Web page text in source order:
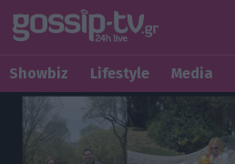
Showbiz Lifestyle Media